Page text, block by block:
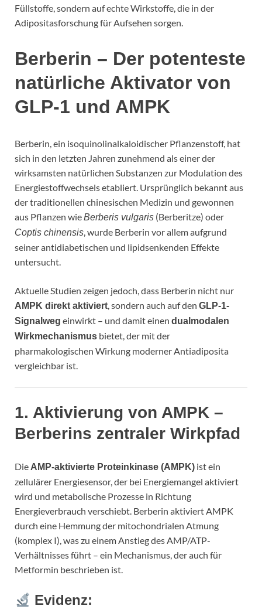
Füllstoffe, sondern auf echte Wirkstoffe, die in der
Adipositasforschung für Aufsehen sorgen.
Berberin – Der potenteste
natürliche Aktivator von
GLP-1 und AMPK
Berberin, ein isoquinolinalkaloidischer Pflanzenstoff, hat
sich in den letzten Jahren zunehmend als einer der
wirksamsten natürlichen Substanzen zur Modulation des
Energiestoffwechsels etabliert. Ursprünglich bekannt aus
der traditionellen chinesischen Medizin und gewonnen
aus Pflanzen wieBerberis vulgaris (Berberitze) oder
Coptis chinensis, wurde Berberin vor allem aufgrund
seiner antidiabetischen und lipidsenkenden Effekte
untersucht.
Aktuelle Studien zeigen jedoch, dass Berberin nicht nur
AMPK direkt aktiviert, sondern auch auf den GLP-1-
Signalweg einwirkt – und damit einen dualmodalen
Wirkmechanismus bietet, der mit der
pharmakologischen Wirkung moderner Antiadiposita
vergleichbar ist.
1. Aktivierung von AMPK –
Berberins zentraler Wirkpfad
Die AMP-aktivierte Proteinkinase (AMPK) ist ein
zellulärer Energiesensor, der bei Energiemangel aktiviert
wird und metabolische Prozesse in Richtung
Energieverbrauch verschiebt. Berberin aktiviert AMPK
durch eine Hemmung der mitochondrialen Atmung
(komplex I), was zu einem Anstieg des AMP/ATP-
Verhältnisses führt – ein Mechanismus, der auch für
Metformin beschrieben ist.
Evidenz: